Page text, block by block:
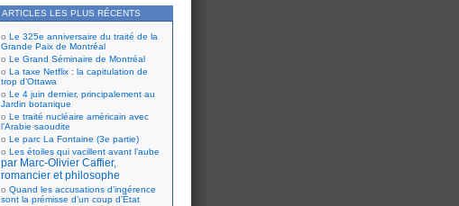
ARTICLES LES PLUS RÉCENTS
Le 325e anniversaire du traité de la
Grande Paix de Montréal
Le Grand Séminaire de Montréal
La taxe Netflix : la capitulation de
trop d’Ottawa
Le 4 juin dernier, principalement au
Jardin botanique
Le traité nucléaire américain avec
l’Arabie saoudite
Le parc La Fontaine (3e partie)
Les étoiles qui vacillent avant l’aube
par Marc-Olivier Caffier,
romancier et philosophe
Quand les accusations d’ingérence
sont la prémisse d’un coup d’État